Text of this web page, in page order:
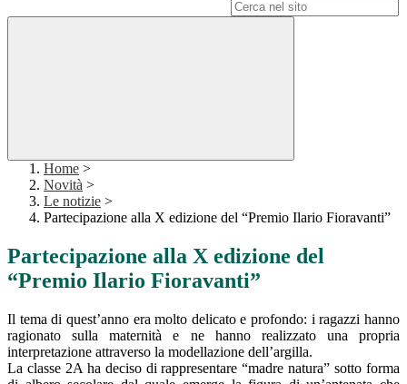
Home >
Novità >
Le notizie >
Partecipazione alla X edizione del “Premio Ilario Fioravanti”
Partecipazione alla X edizione del
“Premio Ilario Fioravanti”
Il tema di quest’anno era molto delicato e profondo: i ragazzi hanno
ragionato sulla maternità e ne hanno realizzato una propria
interpretazione attraverso la modellazione dell’argilla.
La classe 2A ha deciso di rappresentare “madre natura” sotto forma